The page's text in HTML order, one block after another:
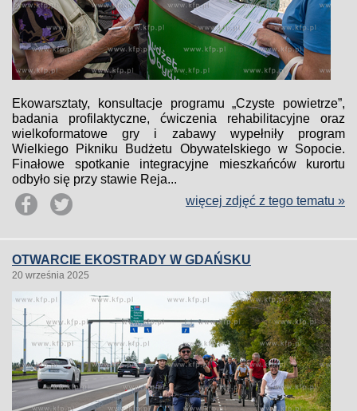
Ekowarsztaty, konsultacje programu „Czyste powietrze”,
badania profilaktyczne, ćwiczenia rehabilitacyjne oraz
wielkoformatowe gry i zabawy wypełniły program
Wielkiego Pikniku Budżetu Obywatelskiego w Sopocie.
Finałowe spotkanie integracyjne mieszkańców kurortu
odbyło się przy stawie Reja...
więcej zdjęć z tego tematu »
OTWARCIE EKOSTRADY W GDAŃSKU
20 września 2025